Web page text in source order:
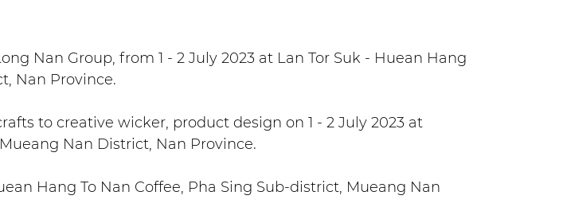
Nan Group, from 1 - 2 July 2023 at Lan Tor Suk - Huean Hang
Nan Province.
to creative wicker, product design on 1 - 2 July 2023 at
Nan District, Nan Province.
Hang To Nan Coffee, Pha Sing Sub-district, Mueang Nan